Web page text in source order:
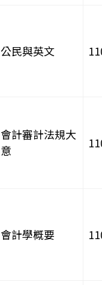
公民與英文
會計審計法規大
意
會計學概要